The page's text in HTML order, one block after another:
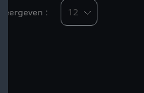
Weergeven :